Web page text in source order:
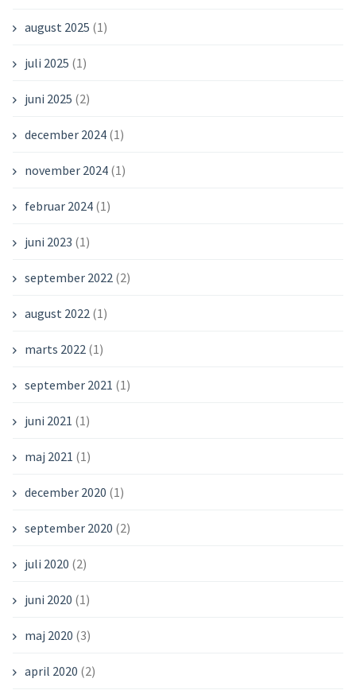
august 2025 (1)
juli 2025 (1)
juni 2025 (2)
december 2024(1)
november 2024(1)
februar 2024(1)
juni 2023 (1)
september 2022(2)
august 2022(1)
marts 2022(1)
september 2021 (1)
juni 2021 (1)
maj 2021 (1)
december 2020 (1)
september 2020 (2)
juli 2020 (2)
juni 2020 (1)
maj 2020 (3)
april 2020 (2)